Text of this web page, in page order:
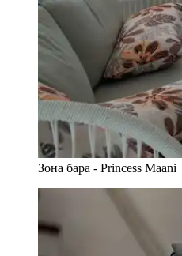
Зона бара - Princess Maani